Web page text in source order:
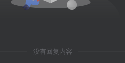
没有回复内容